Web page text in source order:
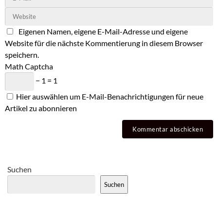
Eigenen Namen, eigene E-Mail-Adresse und eigene
Website für die nächste Kommentierung in diesem Browser
speichern.
Math Captcha
− 1 = 1
Hier auswählen um E-Mail-Benachrichtigungen für neue
Artikel zu abonnieren
Suchen
Suchen